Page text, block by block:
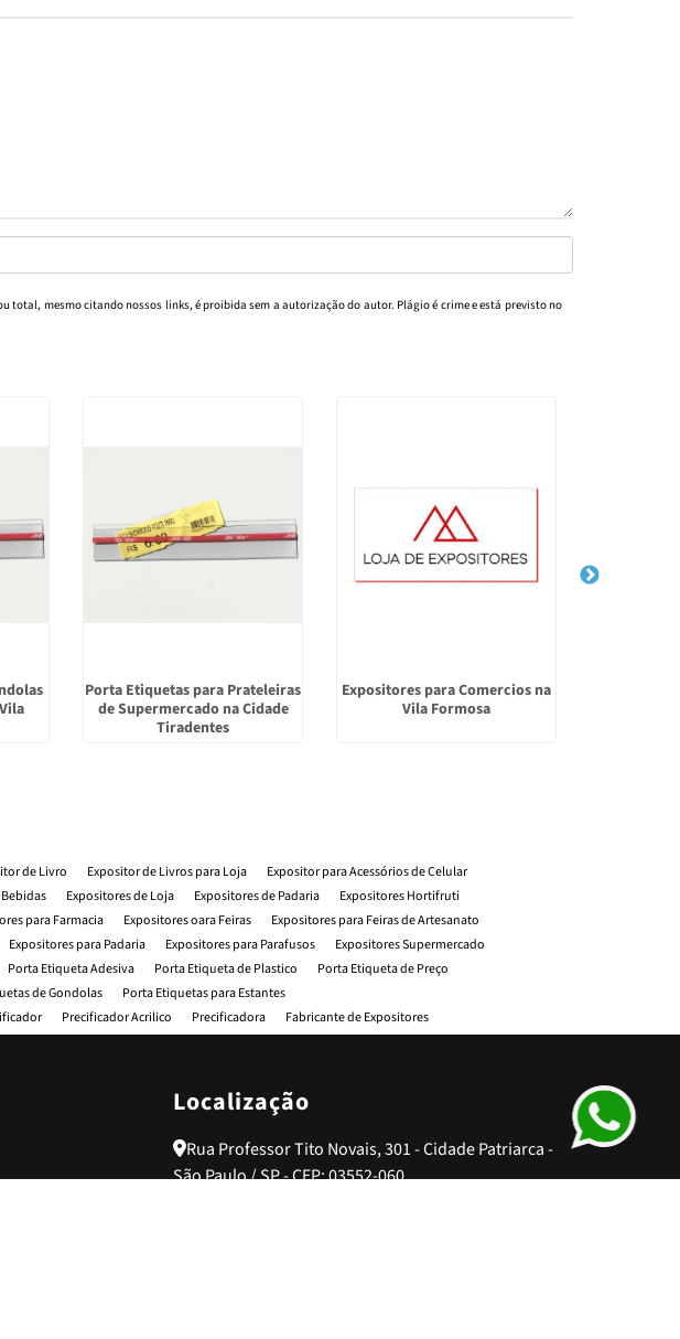
total, mesmo citando nossos links, é proibida sem a autorização do autor. Plágio é crime e está previsto no
Porta Etiquetas para Prateleiras
de Supermercado na Cidade
Tiradentes
Expositores para Comercios na
Vila Formosa
de Livro Expositor de Livros para Loja
Expositor para Acessórios de Celular
Expositores de Loja Expositores de Padaria
Expositores Hortifruti
para Farmacia Expositores oara Feiras
Expositores para Feiras de Artesanato
Expositores para Padaria Expositores para Parafusos
Expositores Supermercado
Porta Etiqueta Adesiva Porta Etiqueta de Plastico
Porta Etiqueta de Preço
de Gondolas
Porta Etiquetas para Estantes
Precificador Acrilico Precificadora
Fabricante de Expositores
Fornecedor de Expositores para Mercado
Fornecedor de Expositor para Eventos
de Livro Fornecedores de Expositores para Lojas
de Expositores para Eventos
Distribuidor de Expositores para Lojas
Bebidas Distribuidor de Porta Etiqueta de Plastico
Localização
Rua Professor Tito Novais, 301 - Cidade Patriarca -
São Paulo / SP - CEP: 03552-060